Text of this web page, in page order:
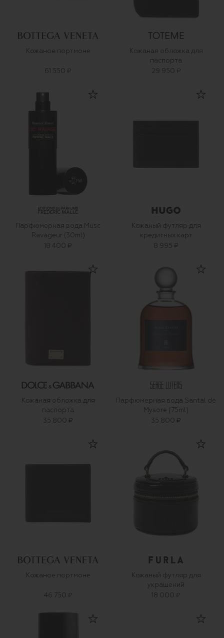
Кожаное портмоне
61 550 ₽
Кожаная обложка для
паспорта
29 950 ₽
Парфюмерная вода Musc
Ravageur (30ml)
18 400 ₽
Кожаный футляр для
кредитных карт
8 995 ₽
Кожаная обложка для
паспорта
35 800 ₽
Парфюмерная вода Santal de
Mysore (75ml)
35 800 ₽
Кожаное портмоне
46 750 ₽
Кожаный футляр для
украшений
18 000 ₽